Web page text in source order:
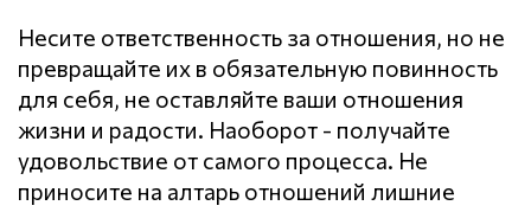
Несите ответственность за отношения, но не
превращайте их в обязательную повинность
для себя, не оставляйте ваши отношения
жизни и радости. Наоборот - получайте
удовольствие от самого процесса. Не
приносите на алтарь отношений лишние